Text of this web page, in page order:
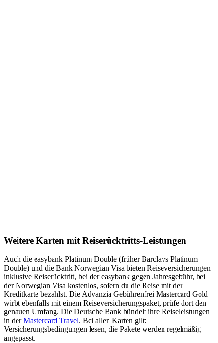
Weitere Karten mit Reiserücktritts-Leistungen
Auch die easybank Platinum Double (früher Barclays Platinum
Double) und die Bank Norwegian Visa bieten Reiseversicherungen
inklusive Reiserücktritt, bei der easybank gegen Jahresgebühr, bei
der Norwegian Visa kostenlos, sofern du die Reise mit der
Kreditkarte bezahlst. Die Advanzia Gebührenfrei Mastercard Gold
wirbt ebenfalls mit einem Reiseversicherungspaket, prüfe dort den
genauen Umfang. Die Deutsche Bank bündelt ihre Reiseleistungen
in derMastercard Travel. Bei allen Karten gilt:
Versicherungsbedingungen lesen, die Pakete werden regelmäßig
angepasst.